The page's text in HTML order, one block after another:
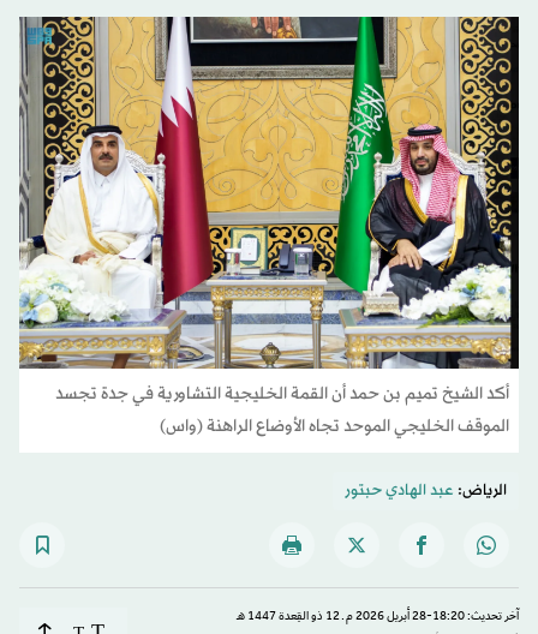
أكد الشيخ تميم بن حمد أن القمة الخليجية التشاورية في جدة تجسد
الموقف الخليجي الموحد تجاه الأوضاع الراهنة (واس)
الرياض: عبد الهادي حبتور
آخر تحديث: 18:20-28 أبريل 2026 م ـ 12 ذو القِعدة 1447 هـ